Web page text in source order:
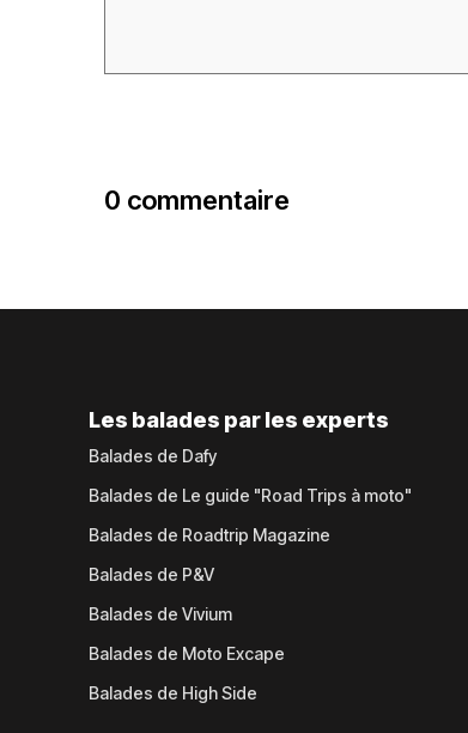
0 commentaire
Les balades par les experts
Balades de Dafy
Balades de Le guide "Road Trips à moto"
Balades de Roadtrip Magazine
Balades de P&V
Balades de Vivium
Balades de Moto Excape
Balades de High Side